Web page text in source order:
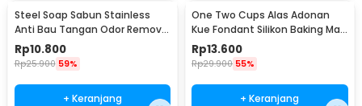
Steel Soap Sabun Stainless
Anti Bau Tangan Odor Remove
- HW071
Rp10.800
Rp25.900 59%
+ Keranjang
One Two Cups Alas Adonan
Kue Fondant Silikon Baking Mat
Anti Slip - JJ3873
Rp13.600
Rp29.900 55%
+ Keranjang